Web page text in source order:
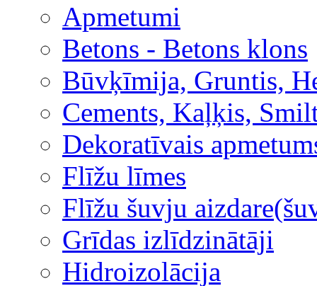
Apmetumi
Betons - Betons klons
Būvķīmija, Gruntis,
Cements, Kaļķis,
Dekoratīvais
Flīžu līmes
Flīžu šuvju
Grīdas izlīdzinātāji
Hidroizolācija